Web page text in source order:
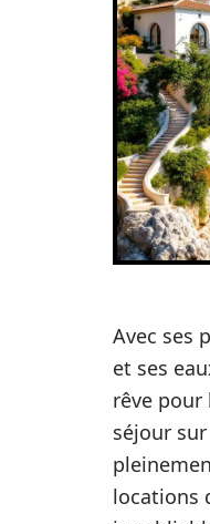
Avec ses
et ses
rêve
séjour
locations